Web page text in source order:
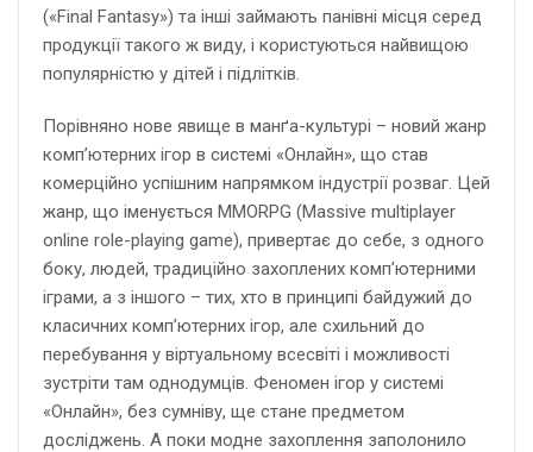
(«Final Fantasy») та інші займають панівні місця серед
продукції такого ж виду, і користуються найвищою
популярністю у дітей і підлітків.
Порівняно нове явище в манґа-культурі – новий жанр
комп’ютерних ігор в системі «Онлайн», що став
комерційно успішним напрямком індустрії розваг. Цей
жанр, що іменується MMORPG (Massive multiplayer
online role-playing game), привертає до себе, з одного
боку, людей, традиційно захоплених комп’ютерними
іграми, а з іншого – тих, хто в принципі байдужий до
класичних комп’ютерних ігор, але схильний до
перебування у віртуальному всесвіті і можливості
зустріти там однодумців. Феномен ігор у системі
«Онлайн», без сумніву, ще стане предметом
досліджень. А поки модне захоплення заполонило